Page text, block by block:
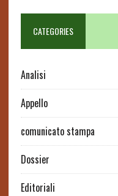
CATEGORIES
Analisi
Appello
comunicato stampa
Dossier
Editoriali